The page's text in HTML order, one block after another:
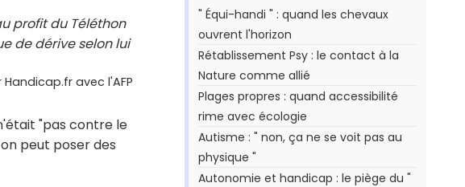
profit du Téléthon
de dérive selon lui
Handicap.fr avec l'AFP
"pas contre le
peut poser des
" Équi-handi " : quand les chevaux
ouvrent l'horizon
Rétablissement Psy : le contact à la
Nature comme allié
Plages propres : quand accessibilité
rime avec écologie
Autisme : " non, ça ne se voit pas au
physique "
Autonomie et handicap : le piège du "